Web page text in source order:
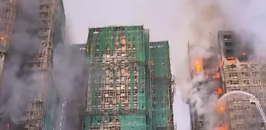
基于国产CPU与GPU构建
20.02%